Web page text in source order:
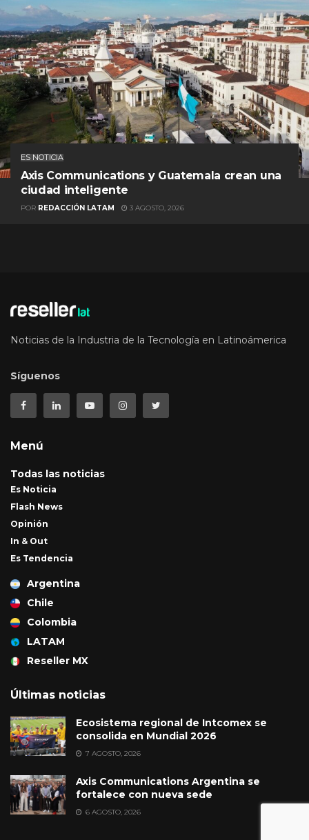
ES NOTICIA
Axis Communications y Guatemala crean una
ciudad inteligente
POR REDACCIÓN LATAM 3 AGOSTO, 2026
Noticias de la Industria de la Tecnología en Latinoámerica
Síguenos
Menú
Todas las noticias
Es Noticia
Flash News
Opinión
In & Out
Es Tendencia
Argentina
Chile
Colombia
LATAM
Reseller MX
Últimas noticias
Ecosistema regional de Intcomex se
consolida en Mundial 2026
7 AGOSTO, 2026
Axis Communications Argentina se
fortalece con nueva sede
6 AGOSTO, 2026